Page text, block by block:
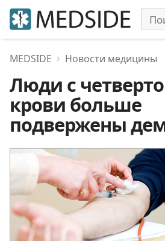
MEDSIDE Новости медицины
Люди с
крови больше
подвержены